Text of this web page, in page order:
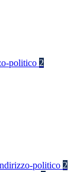
politico 2
politico 2